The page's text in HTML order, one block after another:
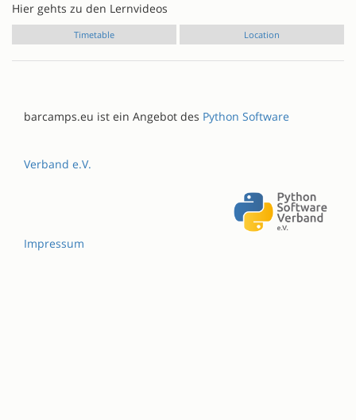
Hier gehts zu den Lernvideos
Timetable Location
barcamps.eu ist ein Angebot des Python Software
Verband e.V.
Impressum